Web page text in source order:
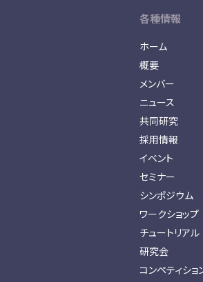
各種情報
ホーム
概要
メンバー
ニュース
共同研究
採用情報
イベント
セミナー
シンポジウム
ワークショップ
チュートリアル
研究会
コンペティショ